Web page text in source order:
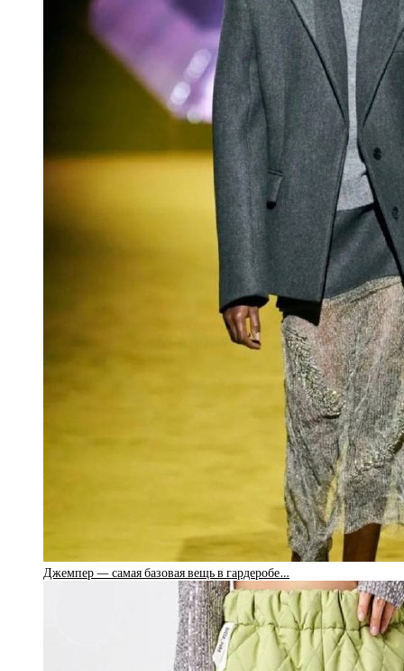
Джемпер — самая базовая вещь в гардеробе…